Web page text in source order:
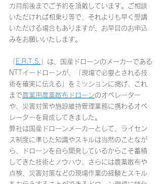
カ月前後までご予約を頂戴しています。ご相談
いただければ相乗り等で、それよりも早く受講
いただける場合もありますが、お早目のお申込
みをお願いいたします。
E.R.T.S. 」は、国産ドローンのメーカーである
NTTイードローンが、「現場で必要とされる技
術を確実に伝える」をミッションに掲げ、これ
まで農業用農薬散布ドローンのオペレーター
や、災害対策や施設維持管理業務に携わるオペ
レーターを育成してきました。
弊社は国産ドローンメーカーとして、ライセン
ス制度に準じた知識やスキルは当然のことなが
ら、ドローンを自ら開発しているからこそ蓄積
してきた技術とノウハウ、さらには農薬散布や
点検、災害対策などの現場作業の経験とスキル